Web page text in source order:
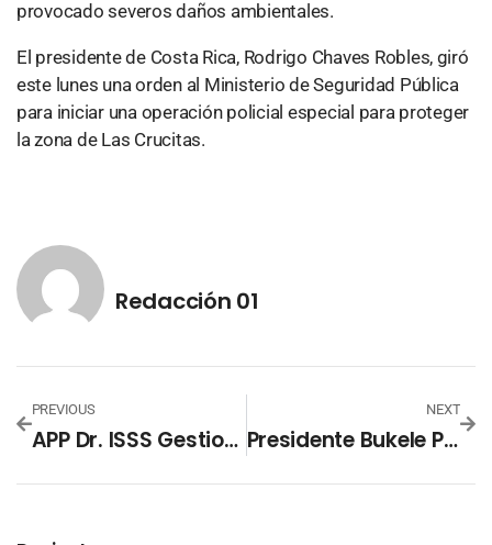
provocado severos daños ambientales.
El presidente de Costa Rica, Rodrigo Chaves Robles, giró
este lunes una orden al Ministerio de Seguridad Pública
para iniciar una operación policial especial para proteger
la zona de Las Crucitas.
Redacción 01
PREVIOUS
APP Dr. ISSS Gestiona La Salud Desde Casa Con Citas Médicas Por Videollamada
NEXT
Presidente Bukele Propone Suspender Aranceles A Canasta Básica Por 10 Años